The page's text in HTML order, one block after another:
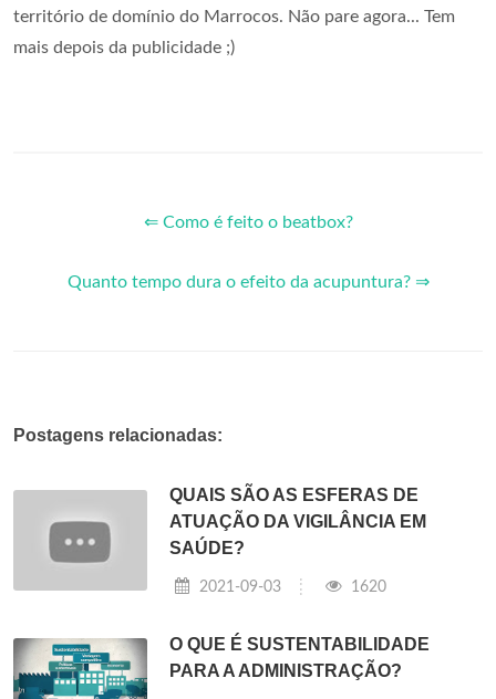
território de domínio do Marrocos. Não pare agora... Tem
mais depois da publicidade ;)
⇐ Como é feito o beatbox?
Quanto tempo dura o efeito da acupuntura? ⇒
Postagens relacionadas:
QUAIS SÃO AS ESFERAS DE
ATUAÇÃO DA VIGILÂNCIA EM
SAÚDE?
2021-09-03 1620
O QUE É SUSTENTABILIDADE
PARA A ADMINISTRAÇÃO?